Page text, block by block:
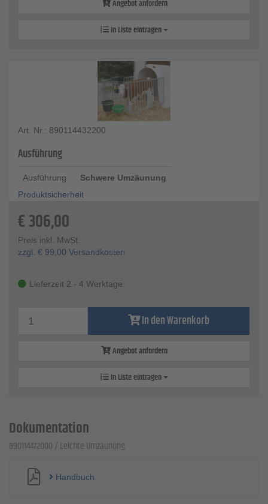
Angebot anfordern
In Liste eintragen
Art. Nr.: 890114432200
Ausführung
Ausführung
Schwere Umzäunung
Produktsicherheit
€306,00
Preis inkl. MwSt.
zzgl. € 99,00 Versandkosten
Lieferzeit 2 - 4 Werktage
In den Warenkorb
Angebot anfordern
In Liste eintragen
Dokumentation
890114472000 / Leichte Umzäunung
Handbuch